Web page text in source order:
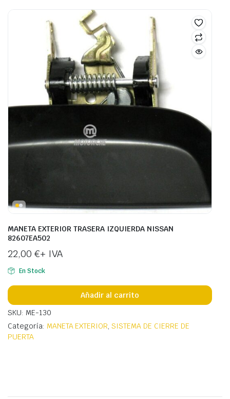
MANETA EXTERIOR TRASERA IZQUIERDA NISSAN
82607EA502
22,00 €+ IVA
En Stock
Añadir al carrito
SKU: ME-130
Categoría: MANETA EXTERIOR,SISTEMA DE CIERRE DE
PUERTA